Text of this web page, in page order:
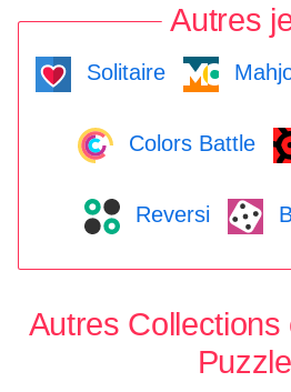
Autres
Solitaire
Colors Battle
Reversi
Autres Collections